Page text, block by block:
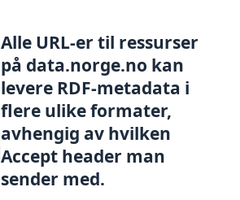
Alle URL-er til ressurser
på data.norge.no kan
levere RDF-metadata i
flere ulike formater,
avhengig av hvilken
Accept header man
sender med.